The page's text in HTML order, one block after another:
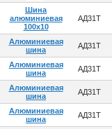
Шина
алюминиевая
100х10
АД31Т
Алюминиевая
шина
АД31Т
Алюминиевая
шина
АД31Т
Алюминиевая
шина
АД31Т
Алюминиевая
шина
АД31Т